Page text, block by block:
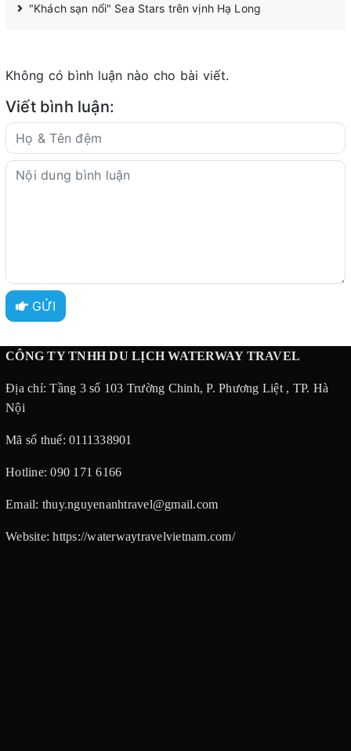
"Khách sạn nổi" Sea Stars trên vịnh Hạ Long
Không có bình luận nào cho bài viết.
Viết bình luận:
GỬI
CÔNG TY TNHH DU LỊCH WATERWAY TRAVEL
Địa chỉ: Tầng 3 số 103 Trường Chinh, P. Phương Liệt , TP. Hà
Nội
Mã số thuế: 0111338901
Hotline: 090 171 6166
Email: thuy.nguyenanhtravel@gmail.com
Website: https://waterwaytravelvietnam.com/